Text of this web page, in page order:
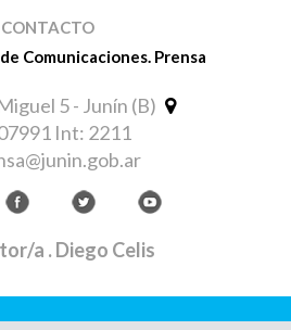
CONTACTO
Comunicaciones. Prensa
5 - Junín (B)
Int: 2211
a . Diego Celis